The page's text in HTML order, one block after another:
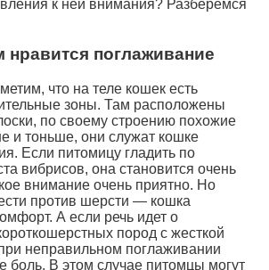
к ней внимания? Разберемся
нравится поглаживание
что на теле кошек есть
зоны. Там расположены
по своему строению похожие
и тоньше, они служат кошке
Если питомицу гладить по
вибрисов, она становится очень
внимание очень приятно. Но
против шерсти — кошка
А если речь идет о
пород с жесткой
неправильном поглаживании
боль. В этом случае питомцы могут